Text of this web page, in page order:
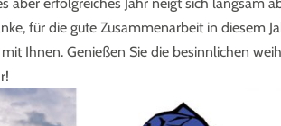
für die gute Zusammenarbeit in diesem
Ihnen. Genießen Sie die besinnlichen